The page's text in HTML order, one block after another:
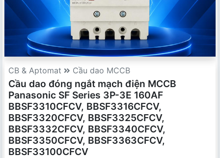
CB & Aptomat Cầu dao MCCB
Cầu dao đóng ngắt mạch điện MCCB
Panasonic SF Series 3P-3E 160AF
BBSF3310CFCV, BBSF3316CFCV,
BBSF3320CFCV, BBSF3325CFCV,
BBSF3332CFCV, BBSF3340CFCV,
BBSF3350CFCV, BBSF3363CFCV,
BBSF33100CFCV